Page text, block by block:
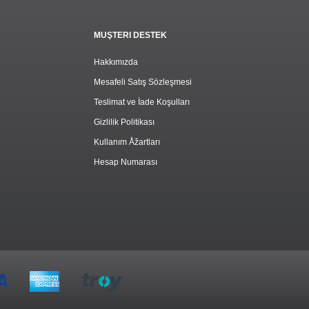
MÜŞTERI DESTEK
Hakkımızda
Mesafeli Satış Sözleşmesi
Teslimat ve İade Koşulları
Gizlilik Politikası
Kullanım Åžartları
Hesap Numarası